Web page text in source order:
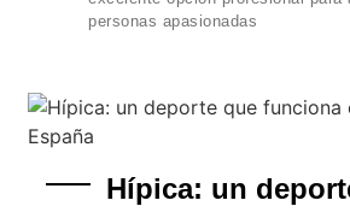
personas apasionadas
Hípica: un